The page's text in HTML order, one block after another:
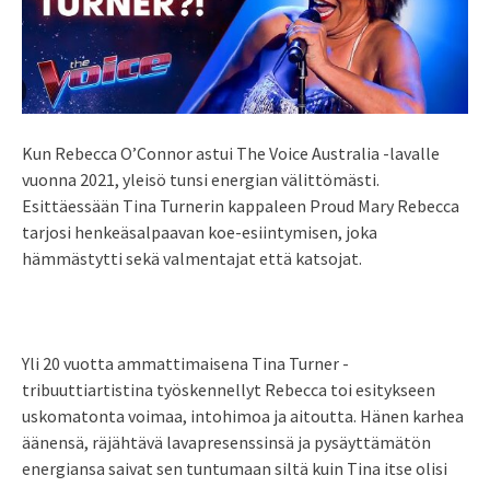
Kun Rebecca O’Connor astui The Voice Australia -lavalle
vuonna 2021, yleisö tunsi energian välittömästi.
Esittäessään Tina Turnerin kappaleen Proud Mary Rebecca
tarjosi henkeäsalpaavan koe-esiintymisen, joka
hämmästytti sekä valmentajat että katsojat.
Yli 20 vuotta ammattimaisena Tina Turner -
tribuuttiartistina työskennellyt Rebecca toi esitykseen
uskomatonta voimaa, intohimoa ja aitoutta. Hänen karhea
äänensä, räjähtävä lavapresenssinsä ja pysäyttämätön
energiansa saivat sen tuntumaan siltä kuin Tina itse olisi